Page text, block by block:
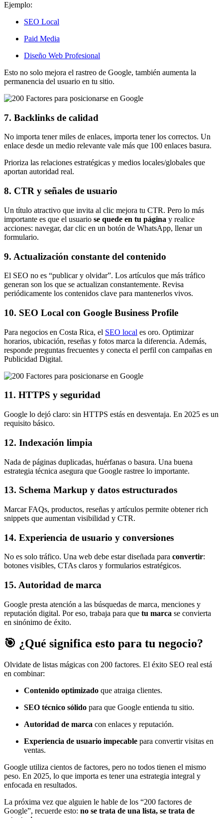
Ejemplo:
SEO Local
Paid Media
Diseño Web Profesional
Esto no solo mejora el rastreo de Google, también aumenta la
permanencia del usuario en tu sitio.
7. Backlinks de calidad
No importa tener miles de enlaces, importa tener los correctos. Un
enlace desde un medio relevante vale más que 100 enlaces basura.
Prioriza las relaciones estratégicas y medios locales/globales que
aportan autoridad real.
8. CTR y señales de usuario
Un título atractivo que invita al clic mejora tu CTR. Pero lo más
importante es que el usuario se quede en tu página y realice
acciones: navegar, dar clic en un botón de WhatsApp, llenar un
formulario.
9. Actualización constante del contenido
El SEO no es “publicar y olvidar”. Los artículos que más tráfico
generan son los que se actualizan constantemente. Revisa
periódicamente los contenidos clave para mantenerlos vivos.
10. SEO Local con Google Business Profile
Para negocios en Costa Rica, el SEO local es oro. Optimizar
horarios, ubicación, reseñas y fotos marca la diferencia. Además,
responde preguntas frecuentes y conecta el perfil con campañas en
Publicidad Digital.
11. HTTPS y seguridad
Google lo dejó claro: sin HTTPS estás en desventaja. En 2025 es un
requisito básico.
12. Indexación limpia
Nada de páginas duplicadas, huérfanas o basura. Una buena
estrategia técnica asegura que Google rastree lo importante.
13. Schema Markup y datos estructurados
Marcar FAQs, productos, reseñas y artículos permite obtener rich
snippets que aumentan visibilidad y CTR.
14. Experiencia de usuario y conversiones
No es solo tráfico. Una web debe estar diseñada para convertir:
botones visibles, CTAs claros y formularios estratégicos.
15. Autoridad de marca
Google presta atención a las búsquedas de marca, menciones y
reputación digital. Por eso, trabaja para que tu marca se convierta
en sinónimo de éxito.
🎯 ¿Qué significa esto para tu negocio?
Olvidate de listas mágicas con 200 factores. El éxito SEO real está
en combinar:
Contenido optimizado que atraiga clientes.
SEO técnico sólido para que Google entienda tu sitio.
Autoridad de marca con enlaces y reputación.
Experiencia de usuario impecable para convertir visitas en
ventas.
Google utiliza cientos de factores, pero no todos tienen el mismo
peso. En 2025, lo que importa es tener una estrategia integral y
enfocada en resultados.
La próxima vez que alguien le hable de los “200 factores de
Google”, recuerde esto: no se trata de una lista, se trata de